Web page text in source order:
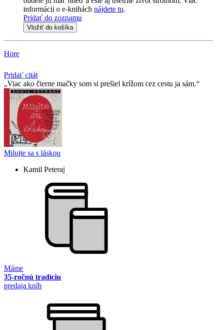
informácii o e-knihách nájdete tu.
Pridať do zoznamu
Vložiť do košíka
Hore
Pridať citát
Viac ako čierne mačky som si prešiel krížom cez cestu ja sám.
Milujte sa s láskou
Kamil Peteraj
Máme
35-ročnú tradíciu
predaja kníh